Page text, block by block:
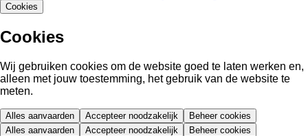
Cookies
Cookies
Wij gebruiken cookies om de website goed te laten werken en,
alleen met jouw toestemming, het gebruik van de website te
meten.
Alles aanvaarden Accepteer noodzakelijk
Beheer cookies
Alles aanvaarden
Accepteer noodzakelijk Beheer cookies